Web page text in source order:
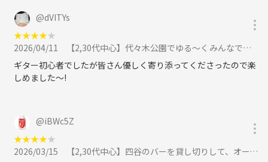
＊参加自体も、無理のない範囲での参加で構わないです。
＊継続していけることが大事かな～と思います！
現在、サークルメンバーも男女140人以上に増えてきたため、公園での
演奏以外にも以下の会もやっています。
音楽以外にも楽しむ会を企画していってます。
・都内のオープンマイクに参加する
・スタジオでセッション会をする
・楽器や歌の演奏技術向上（音楽理論、お悩み解決）を目的とした、勉
強会と練習会
@dVITYs
★★★★★
2026/04/11
【2,30代中心】代々木公園でゆる〜くみんなで花見と宴会と歌と演奏を楽しむ会に参加
ギター初心者でしたが皆さん優しく寄り添ってくださったので楽
しめました～!
@iBWc5Z
★★★★★
2026/03/15
【2,30代中心】四谷のバーを貸し切りして、オープンマイクで、ゆる〜くみんなで演奏を楽しむ会に参加